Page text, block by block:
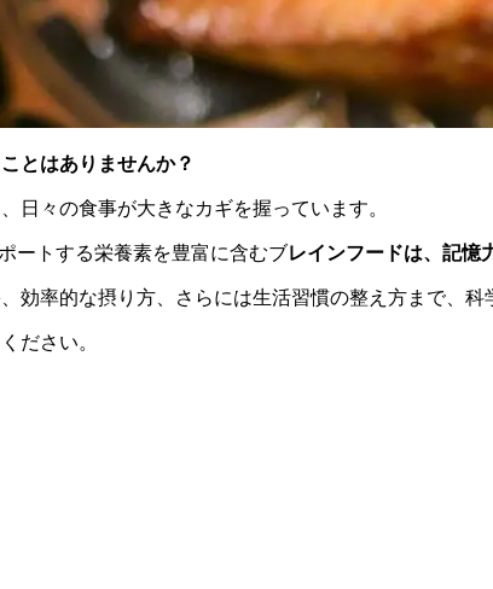
とはありませんか？
日々の食事が大きなカギを握っています。
ートする栄養素を豊富に含むブレインフードは、記憶
効率的な摂り方、さらには生活習慣の整え方まで、科
ださい。